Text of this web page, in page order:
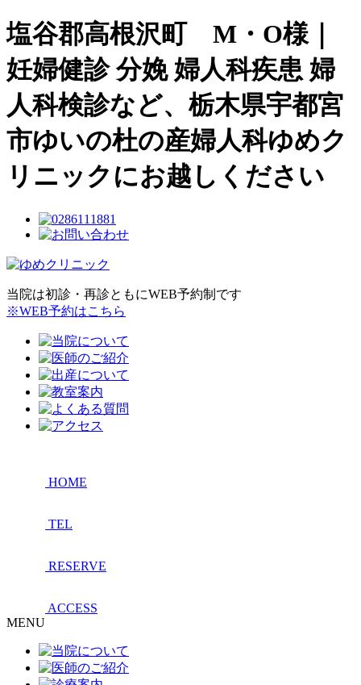
塩谷郡高根沢町 M・O様｜
妊婦健診 分娩 婦人科疾患 婦
人科検診など、栃木県宇都宮
市ゆいの杜の産婦人科ゆめク
リニックにお越しください
当院は初診・再診ともにWEB予約制です
※WEB予約はこちら
HOME
TEL
RESERVE
ACCESS
MENU